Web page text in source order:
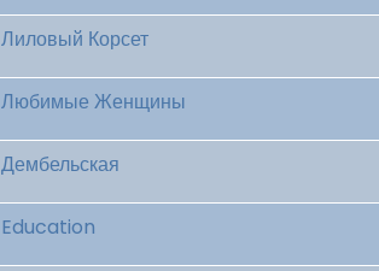
Лиловый Корсет
Любимые Женщины
Дембельская
Education